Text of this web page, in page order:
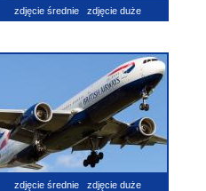
zdjęcie średnie zdjęcie duże
zdjęcie średnie zdjęcie duże